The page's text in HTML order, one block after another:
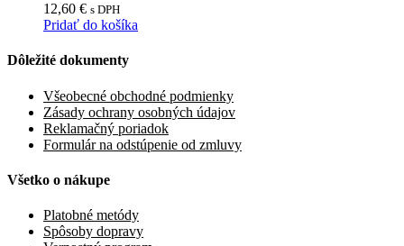
12,60 € s DPH
Pridať do košíka
Dôležité dokumenty
Všeobecné obchodné podmienky
Zásady ochrany osobných údajov
Reklamačný poriadok
Formulár na odstúpenie od zmluvy
Všetko o nákupe
Platobné metódy
Spôsoby dopravy